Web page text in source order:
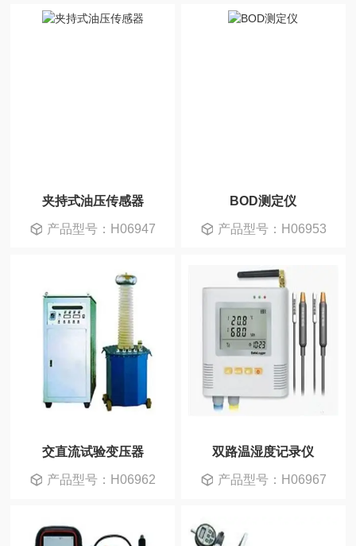
夹持式油压传感器
产品型号：H06947
BOD测定仪
产品型号：H06953
交直流试验变压器
产品型号：H06962
双路温湿度记录仪
产品型号：H06967